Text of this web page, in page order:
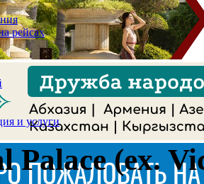
рейсах
и услуги
Palace (ex.